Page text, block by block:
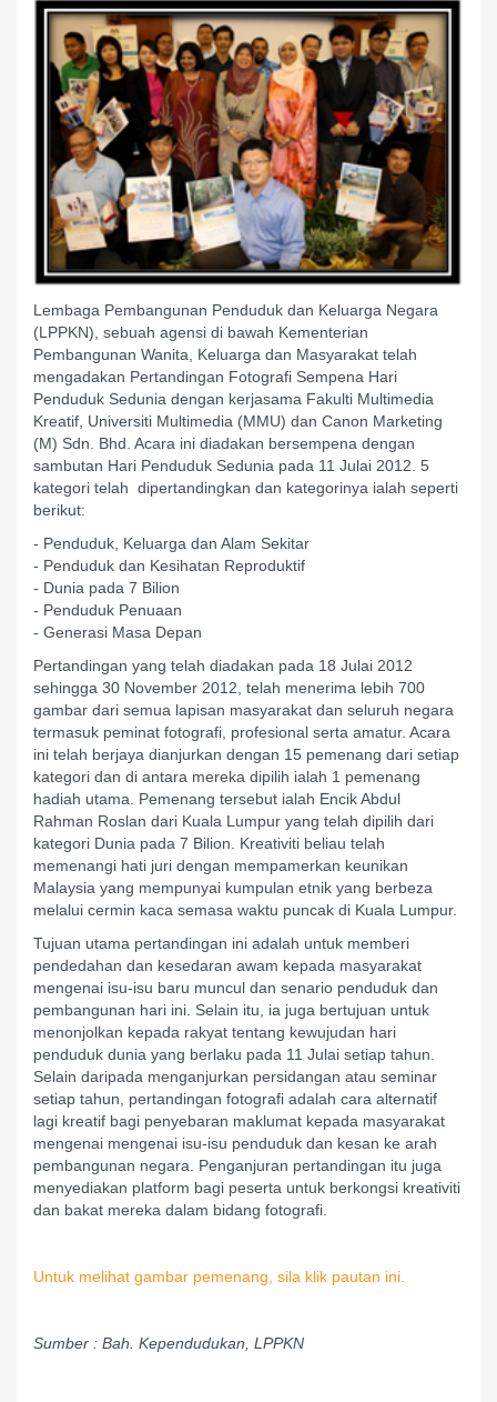
Lembaga Pembangunan Penduduk dan Keluarga Negara
(LPPKN), sebuah agensi di bawah Kementerian
Pembangunan Wanita, Keluarga dan Masyarakat telah
mengadakan Pertandingan Fotografi Sempena Hari
Penduduk Sedunia dengan kerjasama Fakulti Multimedia
Kreatif, Universiti Multimedia (MMU) dan Canon Marketing
(M) Sdn. Bhd. Acara ini diadakan bersempena dengan
sambutan Hari Penduduk Sedunia pada 11 Julai 2012. 5
kategori telah dipertandingkan dan kategorinya ialah seperti
berikut:
- Penduduk, Keluarga dan Alam Sekitar
- Penduduk dan Kesihatan Reproduktif
- Dunia pada 7 Bilion
- Penduduk Penuaan
- Generasi Masa Depan
Pertandingan yang telah diadakan pada 18 Julai 2012
sehingga 30 November 2012, telah menerima lebih 700
gambar dari semua lapisan masyarakat dan seluruh negara
termasuk peminat fotografi, profesional serta amatur. Acara
ini telah berjaya dianjurkan dengan 15 pemenang dari setiap
kategori dan di antara mereka dipilih ialah 1 pemenang
hadiah utama. Pemenang tersebut ialah Encik Abdul
Rahman Roslan dari Kuala Lumpur yang telah dipilih dari
kategori Dunia pada 7 Bilion. Kreativiti beliau telah
memenangi hati juri dengan mempamerkan keunikan
Malaysia yang mempunyai kumpulan etnik yang berbeza
melalui cermin kaca semasa waktu puncak di Kuala Lumpur.
Tujuan utama pertandingan ini adalah untuk memberi
pendedahan dan kesedaran awam kepada masyarakat
mengenai isu-isu baru muncul dan senario penduduk dan
pembangunan hari ini. Selain itu, ia juga bertujuan untuk
menonjolkan kepada rakyat tentang kewujudan hari
penduduk dunia yang berlaku pada 11 Julai setiap tahun.
Selain daripada menganjurkan persidangan atau seminar
setiap tahun, pertandingan fotografi adalah cara alternatif
lagi kreatif bagi penyebaran maklumat kepada masyarakat
mengenai mengenai isu-isu penduduk dan kesan ke arah
pembangunan negara. Penganjuran pertandingan itu juga
menyediakan platform bagi peserta untuk berkongsi kreativiti
dan bakat mereka dalam bidang fotografi.
Untuk melihat gambar pemenang, sila klik pautan ini.
Sumber : Bah. Kependudukan, LPPKN